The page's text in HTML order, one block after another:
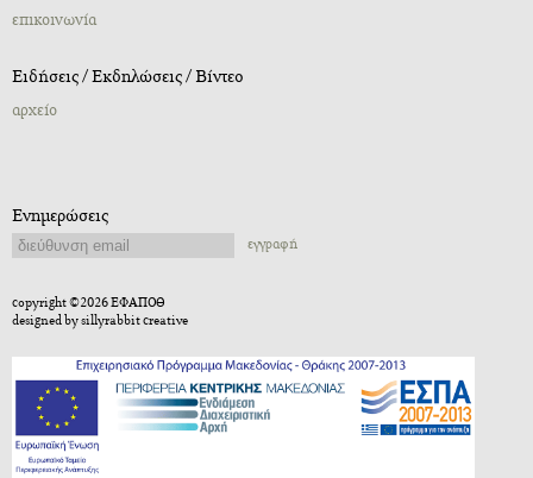
επικοινωνία
Ειδήσεις / Εκδηλώσεις / Βίντεο
αρχείο
Ενημερώσεις
εγγραφή
copyright ©2026 ΕΦΑΠΟΘ
designed bysillyrabbit creative